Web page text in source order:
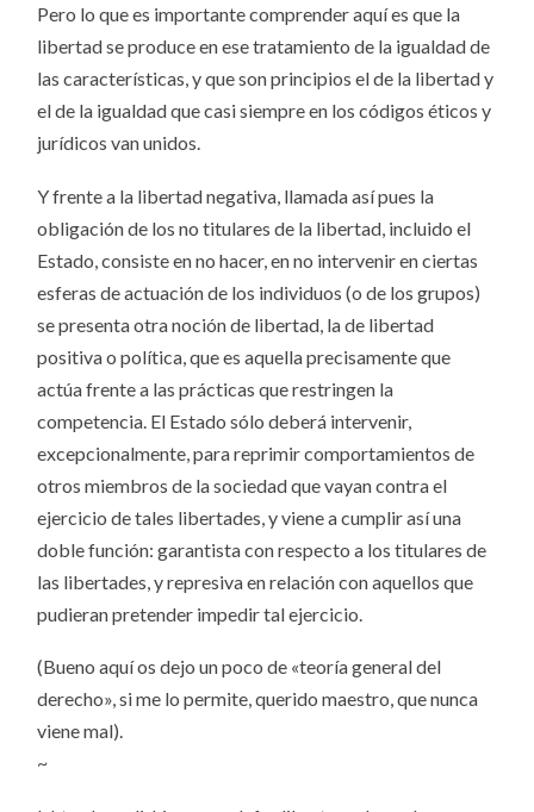
Pero lo que es importante comprender aquí es que la
libertad se produce en ese tratamiento de la igualdad de
las características, y que son principios el de la libertad y
el de la igualdad que casi siempre en los códigos éticos y
jurídicos van unidos.
Y frente a la libertad negativa, llamada así pues la
obligación de los no titulares de la libertad, incluido el
Estado, consiste en no hacer, en no intervenir en ciertas
esferas de actuación de los individuos (o de los grupos)
se presenta otra noción de libertad, la de libertad
positiva o política, que es aquella precisamente que
actúa frente a las prácticas que restringen la
competencia. El Estado sólo deberá intervenir,
excepcionalmente, para reprimir comportamientos de
otros miembros de la sociedad que vayan contra el
ejercicio de tales libertades, y viene a cumplir así una
doble función: garantista con respecto a los titulares de
las libertades, y represiva en relación con aquellos que
pudieran pretender impedir tal ejercicio.
(Bueno aquí os dejo un poco de «teoría general del
derecho», si me lo permite, querido maestro, que nunca
viene mal).
~